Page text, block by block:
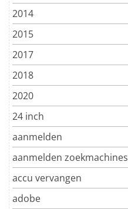
2014
2015
2017
2018
2020
24 inch
aanmelden
aanmelden zoekmachines
accu vervangen
adobe